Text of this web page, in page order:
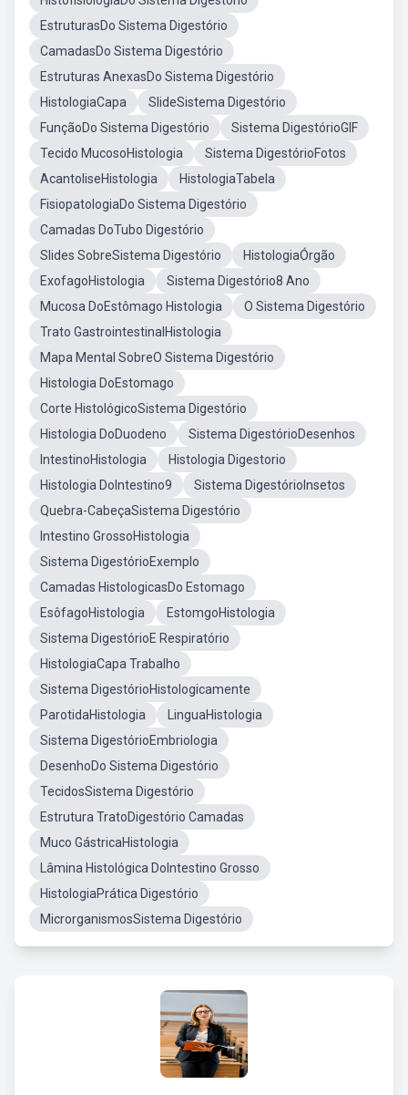
EstruturasDo Sistema Digestório
CamadasDo Sistema Digestório
Estruturas AnexasDo Sistema Digestório
HistologiaCapa
SlideSistema Digestório
FunçãoDo Sistema Digestório
Sistema DigestórioGIF
Tecido MucosoHistologia
Sistema DigestórioFotos
AcantoliseHistologia
HistologiaTabela
FisiopatologiaDo Sistema Digestório
Camadas DoTubo Digestório
Slides SobreSistema Digestório
HistologiaÓrgão
ExofagoHistologia
Sistema Digestório8 Ano
Mucosa DoEstômago Histologia
O Sistema Digestório
Trato GastrointestinalHistologia
Mapa Mental SobreO Sistema Digestório
Histologia DoEstomago
Corte HistológicoSistema Digestório
Histologia DoDuodeno
Sistema DigestórioDesenhos
IntestinoHistologia
Histologia Digestorio
Histologia DoIntestino9
Sistema DigestórioInsetos
Quebra-CabeçaSistema Digestório
Intestino GrossoHistologia
Sistema DigestórioExemplo
Camadas HistologicasDo Estomago
EsôfagoHistologia
EstomgoHistologia
Sistema DigestórioE Respiratório
HistologiaCapa Trabalho
Sistema DigestórioHistologicamente
ParotidaHistologia
LinguaHistologia
Sistema DigestórioEmbriologia
DesenhoDo Sistema Digestório
TecidosSistema Digestório
Estrutura TratoDigestório Camadas
Muco GástricaHistologia
Lâmina Histológica DoIntestino Grosso
HistologiaPrática Digestório
MicrorganismosSistema Digestório